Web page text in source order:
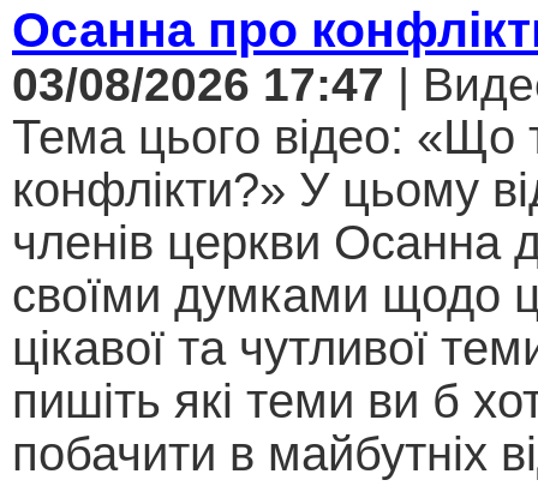
Осанна про
03/08/2026 17:47 |
Тема цього відео: «Що
конфлікти?» У цьому
членів церкви Осанна
своїми думками щодо
цікавої та чутливої
пишіть які теми ви б
побачити в майбутніх